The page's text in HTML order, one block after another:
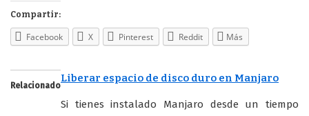
Compartir:
Facebook X Pinterest Reddit Más
Relacionado
Liberar espacio de disco duro en Manjaro
Si tienes instalado Manjaro desde un tiempo